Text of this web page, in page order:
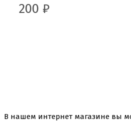
200 ₽
В нашем интернет магазине вы